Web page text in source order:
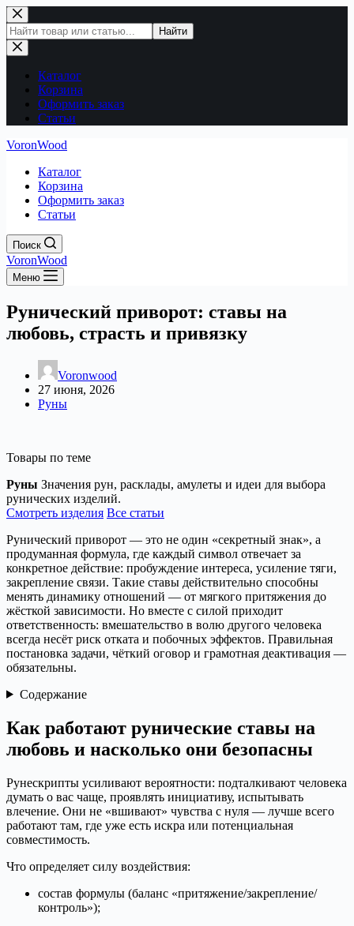
Перейти
к
сути
Поиск
по
сайту
Найти
Каталог
Корзина
Оформить заказ
Статьи
VoronWood
Каталог
Корзина
Оформить заказ
Статьи
Поиск
VoronWood
Меню
Рунический приворот: ставы на
любовь, страсть и привязку
Voronwood
27 июня, 2026
Руны
Товары по теме
Руны Значения рун, расклады, амулеты и идеи для выбора
рунических изделий.
Смотреть изделия Все статьи
Рунический приворот — это не один «секретный знак», а
продуманная формула, где каждый символ отвечает за
конкретное действие: пробуждение интереса, усиление тяги,
закрепление связи. Такие ставы действительно способны
менять динамику отношений — от мягкого притяжения до
жёсткой зависимости. Но вместе с силой приходит
ответственность: вмешательство в волю другого человека
всегда несёт риск отката и побочных эффектов. Правильная
постановка задачи, чёткий оговор и грамотная деактивация —
обязательны.
Содержание
Как работают рунические ставы на
любовь и насколько они безопасны
Рунескрипты усиливают вероятности: подталкивают человека
думать о вас чаще, проявлять инициативу, испытывать
влечение. Они не «вшивают» чувства с нуля — лучше всего
работают там, где уже есть искра или потенциальная
совместимость.
Что определяет силу воздействия:
состав формулы (баланс «притяжение/закрепление/
контроль»);